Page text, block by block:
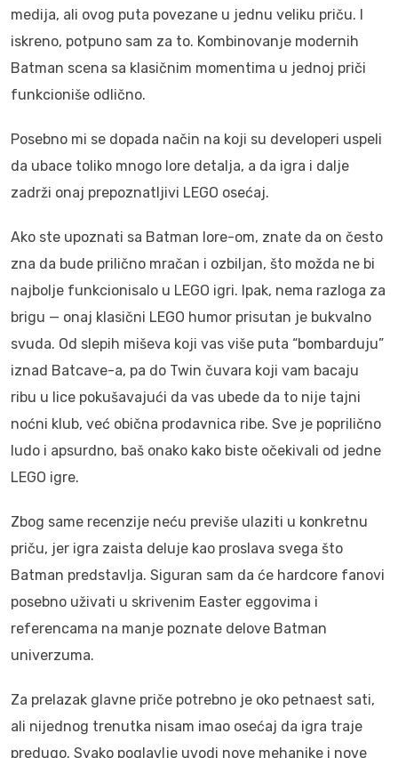
medija, ali ovog puta povezane u jednu veliku priču. I
iskreno, potpuno sam za to. Kombinovanje modernih
Batman scena sa klasičnim momentima u jednoj priči
funkcioniše odlično.
Posebno mi se dopada način na koji su developeri uspeli
da ubace toliko mnogo lore detalja, a da igra i dalje
zadrži onaj prepoznatljivi LEGO osećaj.
Ako ste upoznati sa Batman lore-om, znate da on često
zna da bude prilično mračan i ozbiljan, što možda ne bi
najbolje funkcionisalo u LEGO igri. Ipak, nema razloga za
brigu — onaj klasični LEGO humor prisutan je bukvalno
svuda. Od slepih miševa koji vas više puta “bombarduju”
iznad Batcave-a, pa do Twin čuvara koji vam bacaju
ribu u lice pokušavajući da vas ubede da to nije tajni
noćni klub, već obična prodavnica ribe. Sve je poprilično
ludo i apsurdno, baš onako kako biste očekivali od jedne
LEGO igre.
Zbog same recenzije neću previše ulaziti u konkretnu
priču, jer igra zaista deluje kao proslava svega što
Batman predstavlja. Siguran sam da će hardcore fanovi
posebno uživati u skrivenim Easter eggovima i
referencama na manje poznate delove Batman
univerzuma.
Za prelazak glavne priče potrebno je oko petnaest sati,
ali nijednog trenutka nisam imao osećaj da igra traje
predugo. Svako poglavlje uvodi nove mehanike i nove